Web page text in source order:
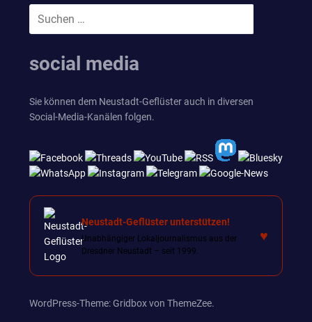
social media
Sie können dem Neustadt-Geflüster auch in diversen
Social-Media-Kanälen folgen.
Neustadt-Geflüster unterstützen!
Unabhängiger Lokaljournalismus aus der
Dresdner Neustadt – seit 1999.
♥
WordPress-Theme: Gridbox von ThemeZee.